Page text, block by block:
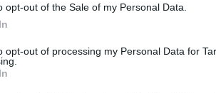
opt-out of the Sale of my Personal Data.
opt-out of processing my Personal Data for
wypłata przy emeryturze od 2200 do
dominować będzie także